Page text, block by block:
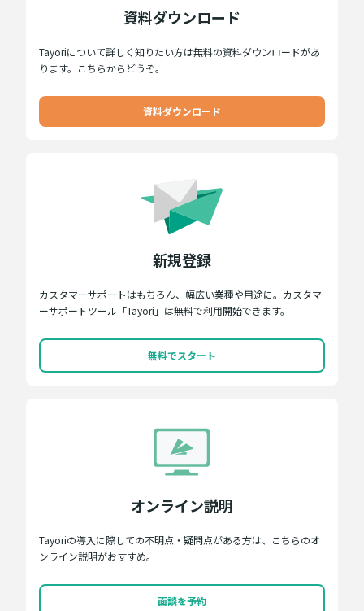
資料ダウンロード
Tayoriについて詳しく知りたい方は無料の資料ダウンロードがあ
ります。こちらからどうぞ。
資料ダウンロード
新規登録
カスタマーサポートはもちろん、幅広い業種や用途に。カスタマ
ーサポートツール「Tayori」は無料で利用開始できます。
無料でスタート
オンライン説明
Tayoriの導入に際しての不明点・疑問点がある方は、こちらのオ
ンライン説明がおすすめ。
面談を予約